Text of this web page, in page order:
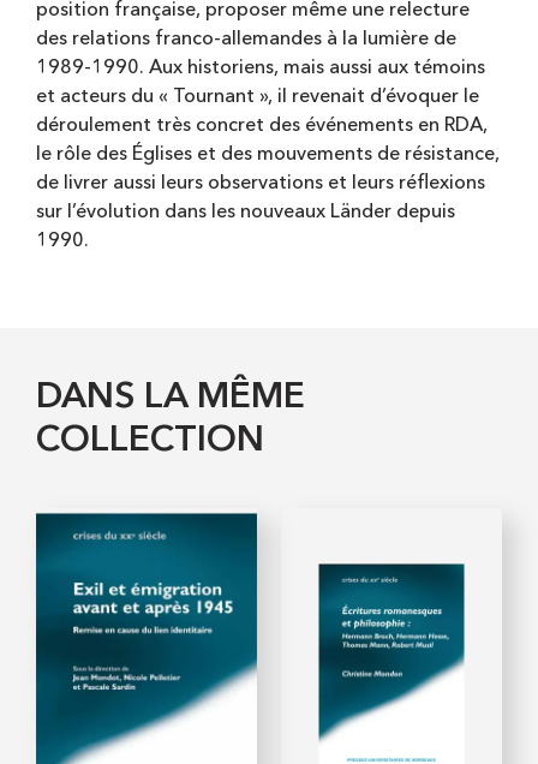
position française, proposer même une relecture
des relations franco-allemandes à la lumière de
1989-1990. Aux historiens, mais aussi aux témoins
et acteurs du « Tournant », il revenait d’évoquer le
déroulement très concret des événements en RDA,
le rôle des Églises et des mouvements de résistance,
de livrer aussi leurs observations et leurs réflexions
sur l’évolution dans les nouveaux Länder depuis
1990.
DANS LA MÊME
COLLECTION